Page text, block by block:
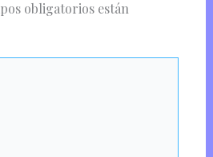
obligatorios están